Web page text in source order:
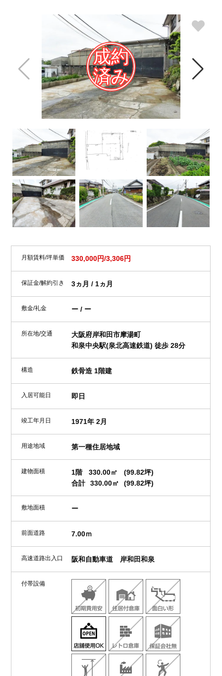
月額賃料/坪単価 330,000円/3,306円
保証金/解約引き 3ヵ月 / 1ヵ月
敷金/礼金 ー / ー
所在地/交通
大阪府岸和田市摩湯町
和泉中央駅(泉北高速鉄道) 徒歩 28分
構造 鉄骨造 1階建
入居可能日 即日
竣工年月日 1971年 2月
用途地域 第一種住居地域
建物面積 1階 330.00㎡
(99.82坪)
合計
330.00㎡ (99.82坪)
敷地面積 ー
前面道路 7.00ｍ
高速道路出入口 阪和自動車道 岸和田和泉
付帯設備